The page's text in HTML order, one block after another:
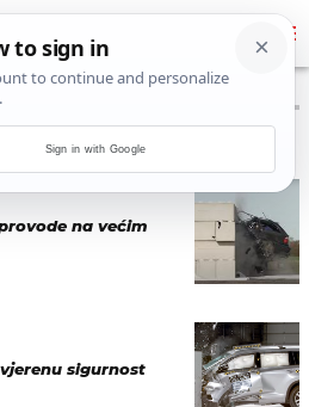
ZA TAG “
na većim
sigurnost
Sign in with Google